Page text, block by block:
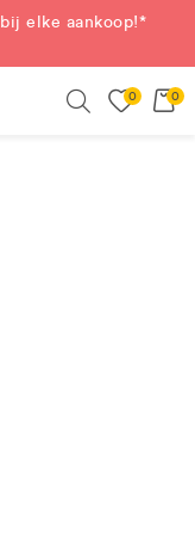
bij elke aankoop!*
0 0